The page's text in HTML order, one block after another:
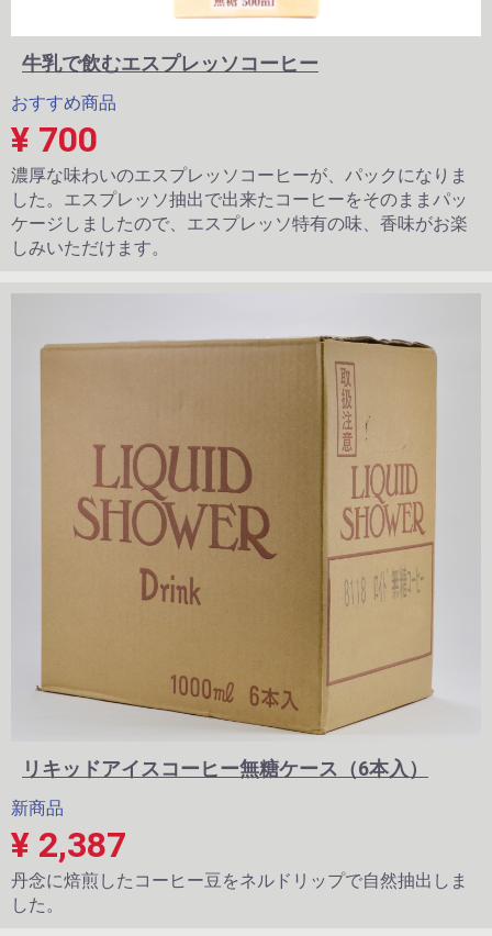
牛乳で飲むエスプレッソコーヒー
おすすめ商品
¥ 700
濃厚な味わいのエスプレッソコーヒーが、パックになりま
した。エスプレッソ抽出で出来たコーヒーをそのままパッ
ケージしましたので、エスプレッソ特有の味、香味がお楽
しみいただけます。
リキッドアイスコーヒー無糖ケース（6本入）
新商品
¥ 2,387
丹念に焙煎したコーヒー豆をネルドリップで自然抽出しま
した。